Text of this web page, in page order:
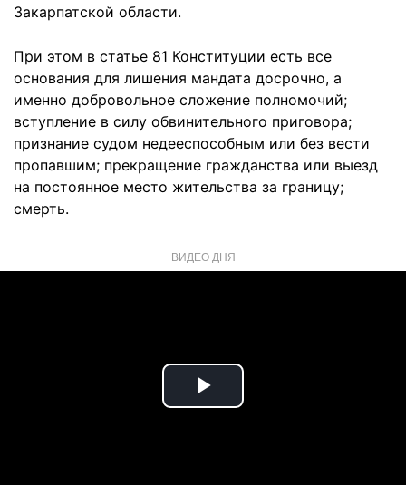
Закарпатской области.
При этом в статье 81 Конституции есть все
основания для лишения мандата досрочно, а
именно добровольное сложение полномочий;
вступление в силу обвинительного приговора;
признание судом недееспособным или без вести
пропавшим; прекращение гражданства или выезд
на постоянное место жительства за границу;
смерть.
ВИДЕО ДНЯ
Play